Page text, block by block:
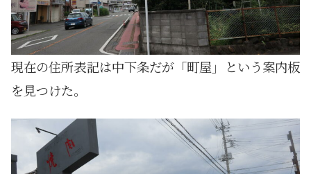
現在の住所表記は中下条だが「町屋」という案内板
を見つけた。